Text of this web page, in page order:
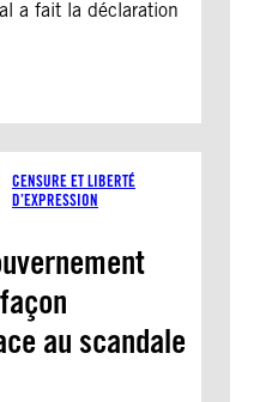
a fait la déclaration
CENSURE ET LIBERTÉ
D’EXPRESSION
au scandale